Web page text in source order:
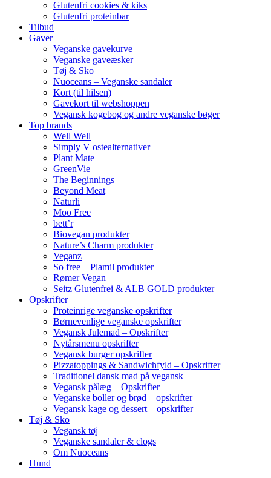
Glutenfri cookies & kiks
Glutenfri proteinbar
Tilbud
Gaver
Veganske gavekurve
Veganske gaveæsker
Tøj & Sko
Nuoceans – Veganske sandaler
Kort (til hilsen)
Gavekort til webshoppen
Vegansk kogebog og andre veganske bøger
Top brands
Well Well
Simply V ostealternativer
Plant Mate
GreenVie
The Beginnings
Beyond Meat
Naturli
Moo Free
bett’r
Biovegan produkter
Nature’s Charm produkter
Veganz
So free – Plamil produkter
Rømer Vegan
Seitz Glutenfrei & ALB GOLD produkter
Opskrifter
Proteinrige veganske opskrifter
Børnevenlige veganske opskrifter
Vegansk Julemad – Opskrifter
Nytårsmenu opskrifter
Vegansk burger opskrifter
Pizzatoppings & Sandwichfyld – Opskrifter
Traditionel dansk mad på vegansk
Vegansk pålæg – Opskrifter
Veganske boller og brød – opskrifter
Vegansk kage og dessert – opskrifter
Tøj & Sko
Vegansk tøj
Veganske sandaler & clogs
Om Nuoceans
Hund